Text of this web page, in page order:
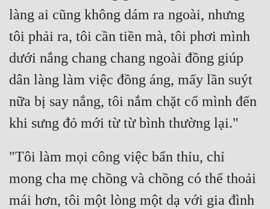
làng ai cũng không dám ra ngoài, nhưng
tôi phải ra, tôi cần tiền mà, tôi phơi mình
dưới nắng chang chang ngoài đồng giúp
dân làng làm việc đồng áng, mấy lần suýt
nữa bị say nắng, tôi nắm chặt cổ mình đến
"Tôi làm mọi công việc bẩn thỉu, chỉ
mong cha mẹ chồng và chồng có thể thoải
mái hơn, tôi một lòng một dạ với gia đình